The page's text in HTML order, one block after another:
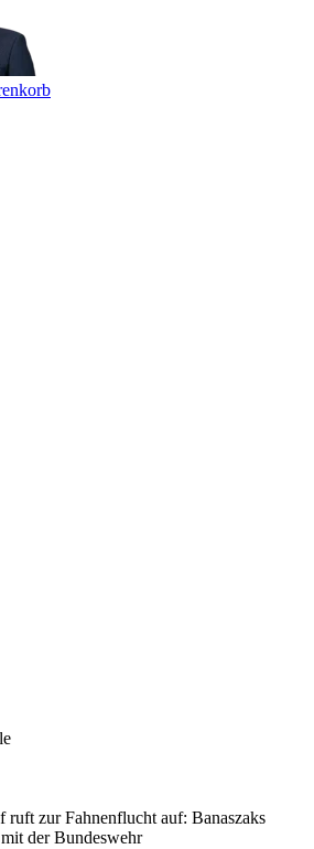
ruft zur Fahnenflucht auf: Banaszaks
der Bundeswehr